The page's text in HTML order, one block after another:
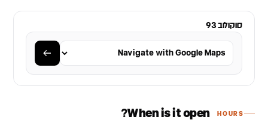
סוקולוב 93
HOURS
When is it open?